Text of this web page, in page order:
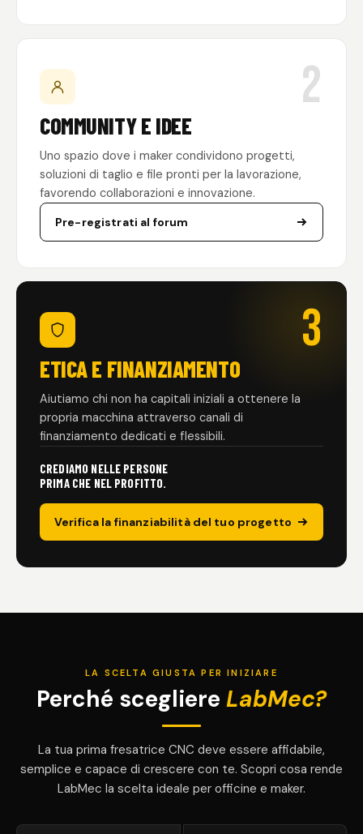
2
COMMUNITY E IDEE
Uno spazio dove i maker condividono progetti,
soluzioni di taglio e file pronti per la lavorazione,
favorendo collaborazioni e innovazione.
Pre-registrati al forum
3
ETICA E FINANZIAMENTO
Aiutiamo chi non ha capitali iniziali a ottenere la
propria macchina attraverso canali di
finanziamento dedicati e flessibili.
CREDIAMO NELLE PERSONE
PRIMA CHE NEL PROFITTO.
Verifica la finanziabilità del tuo progetto
LA SCELTA GIUSTA PER INIZIARE
Perché scegliere LabMec?
La tua prima fresatrice CNC deve essere affidabile,
semplice e capace di crescere con te. Scopri cosa rende
LabMec la scelta ideale per officine e maker.